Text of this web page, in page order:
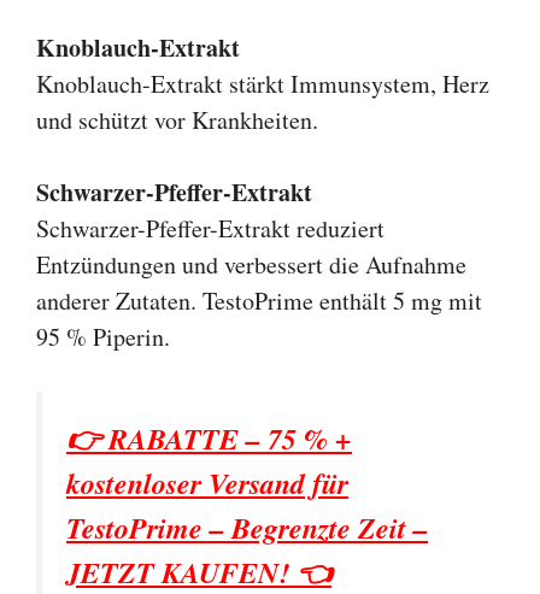
Knoblauch-Extrakt
Knoblauch-Extrakt stärkt Immunsystem, Herz
und schützt vor Krankheiten.
Schwarzer-Pfeffer-Extrakt
Schwarzer-Pfeffer-Extrakt reduziert
Entzündungen und verbessert die Aufnahme
anderer Zutaten. TestoPrime enthält 5 mg mit
95 % Piperin.
👉 RABATTE – 75 % +
kostenloser Versand für
TestoPrime – Begrenzte Zeit –
JETZT KAUFEN! 👈